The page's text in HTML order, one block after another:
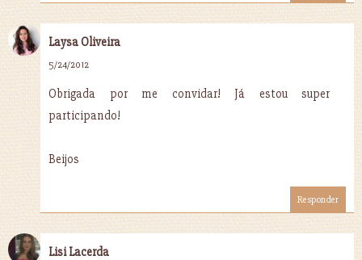
Laysa Oliveira
5/24/2012
Obrigada por me convidar! Já estou super
participando!
Beijos
Responder
Lisi Lacerda